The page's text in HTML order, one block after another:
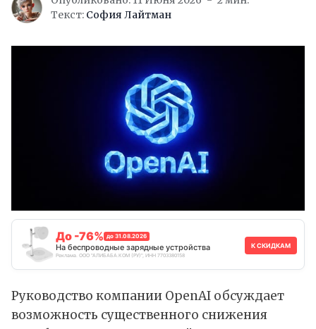
Текст: София Лайтман
До -76% до 31.08.2026
На беспроводные зарядные устройства
Реклама. ООО "АЛИБАБА.КОМ (РУ)", ИНН 7703380158
К СКИДКАМ
Руководство компании OpenAI обсуждает
возможность существенного снижения